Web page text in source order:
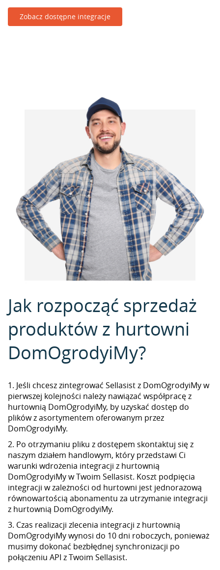
Zobacz dostępne integracje
Jak rozpocząć sprzedaż
produktów z hurtowni
DomOgrodyiMy?
1. Jeśli chcesz zintegrować Sellasist z DomOgrodyiMy w
pierwszej kolejności należy nawiązać współpracę z
hurtownią DomOgrodyiMy, by uzyskać dostęp do
plików z asortymentem oferowanym przez
DomOgrodyiMy.
2. Po otrzymaniu pliku z dostępem skontaktuj się z
naszym działem handlowym, który przedstawi Ci
warunki wdrożenia integracji z hurtownią
DomOgrodyiMy w Twoim Sellasist. Koszt podpięcia
integracji w zależności od hurtowni jest jednorazową
równowartością abonamentu za utrzymanie integracji
z hurtownią DomOgrodyiMy.
3. Czas realizacji zlecenia integracji z hurtownią
DomOgrodyiMy wynosi do 10 dni roboczych, ponieważ
musimy dokonać bezbłędnej synchronizacji po
połączeniu API z Twoim Sellasist.